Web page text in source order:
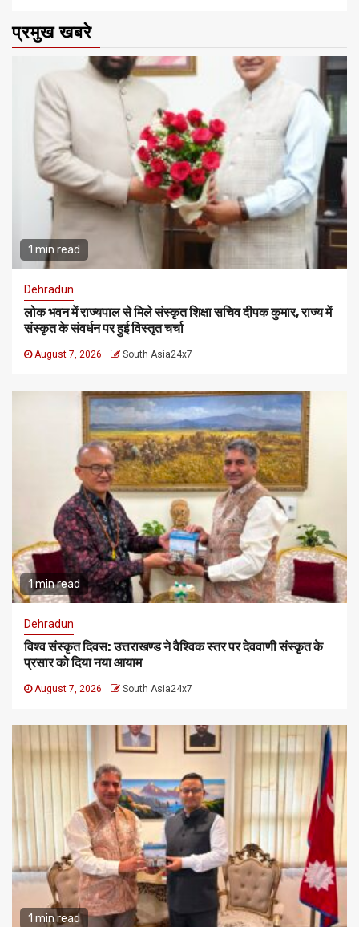
प्रमुख खबरे
1 min read
Dehradun
लोक भवन में राज्यपाल से मिले संस्कृत शिक्षा सचिव दीपक कुमार, राज्य में
संस्कृत के संवर्धन पर हुई विस्तृत चर्चा
August 7, 2026 South Asia24x7
1 min read
Dehradun
विश्व संस्कृत दिवस: उत्तराखण्ड ने वैश्विक स्तर पर देववाणी संस्कृत के
प्रसार को दिया नया आयाम
August 7, 2026 South Asia24x7
1 min read